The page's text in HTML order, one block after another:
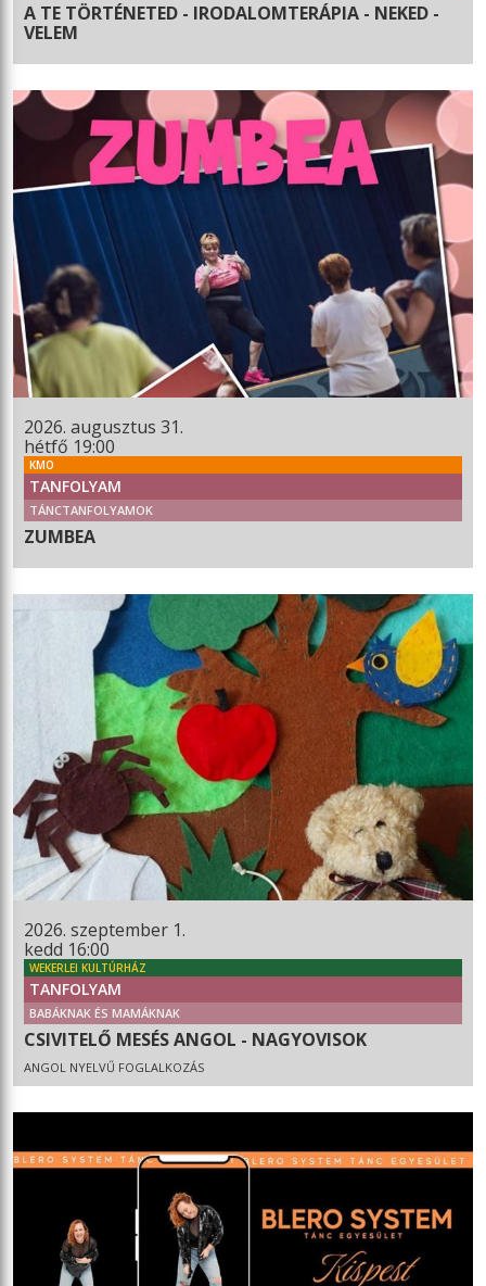
A TE TÖRTÉNETED - IRODALOMTERÁPIA - NEKED -
VELEM
2026. augusztus 31.
hétfő 19:00
KMO
TANFOLYAM
TÁNCTANFOLYAMOK
ZUMBEA
2026. szeptember 1.
kedd 16:00
WEKERLEI KULTÚRHÁZ
TANFOLYAM
BABÁKNAK ÉS MAMÁKNAK
CSIVITELŐ MESÉS ANGOL - NAGYOVISOK
ANGOL NYELVŰ FOGLALKOZÁS